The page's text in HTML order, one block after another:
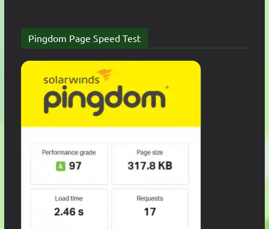
Pingdom Page Speed Test